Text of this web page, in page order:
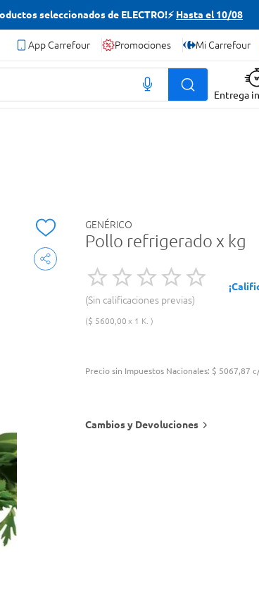
seleccionados de ELECTRO!⚡ Hasta el 10/08
App Carrefour Promociones Mi Carrefour
Entrega
GENÉRICO
Pollo refrigerado x kg
Sin calificaciones previas
$ 5600,00 1 K.
Precio sin Impuestos Nacionales: $ 5067,87
Cambios y Devoluciones